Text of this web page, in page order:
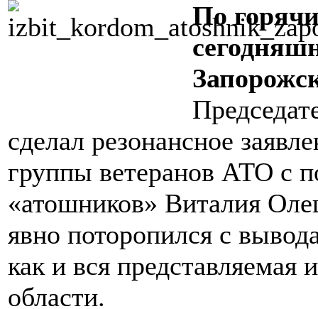
По
сделал резонансное
группы ветеранов АТО с
«атошников» Виталия
явно поторопился с
как и вся представляемая
области.